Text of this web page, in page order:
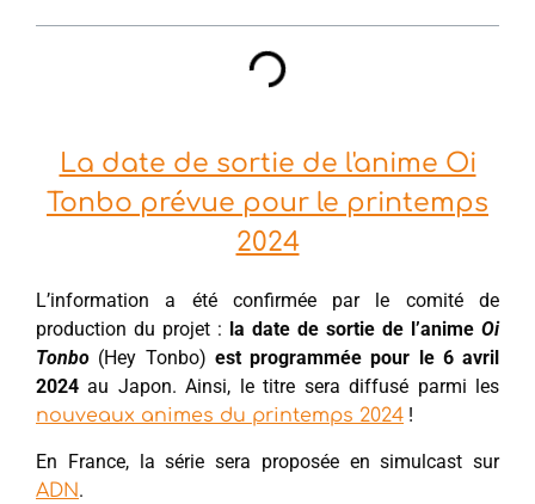
La date de sortie de l'anime Oi
Tonbo prévue pour le printemps
2024
L’information a été confirmée par le comité de
production du projet : la date de sortie de l’anime Oi
Tonbo (Hey Tonbo) est programmée pour le 6 avril
2024 au Japon. Ainsi, le titre sera diffusé parmi les
nouveaux animes du printemps 2024 !
En France, la série sera proposée en simulcast sur
ADN.